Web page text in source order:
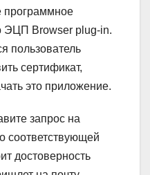
программное
ЭЦП Browser plug-in.
пользователь
сертификат,
это приложение.
запрос на
соответствующей
достоверность